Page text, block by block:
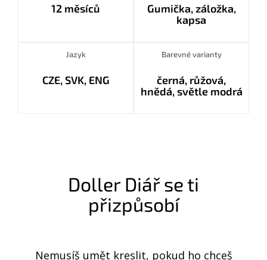
12 měsíců
Gumička, záložka,
kapsa
Jazyk
CZE, SVK, ENG
Barevné varianty
černá, růžová,
hnědá, světle modrá
Doller Diář se ti
přizpůsobí
Nemusíš umět kreslit, pokud ho chceš